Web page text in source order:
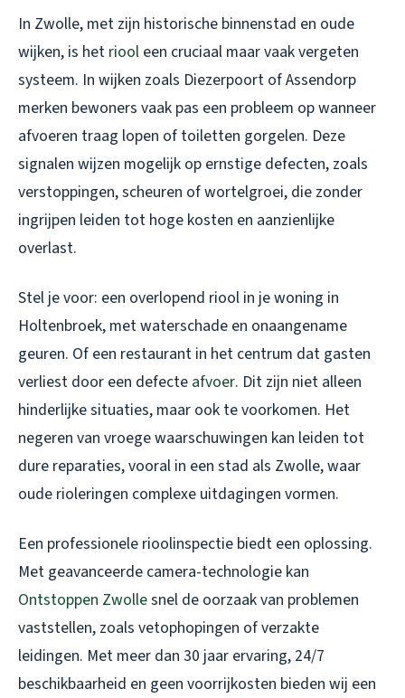
In Zwolle, met zijn historische binnenstad en oude
wijken, is het riool een cruciaal maar vaak vergeten
systeem. In wijken zoals Diezerpoort of Assendorp
merken bewoners vaak pas een probleem op wanneer
afvoeren traag lopen of toiletten gorgelen. Deze
signalen wijzen mogelijk op ernstige defecten, zoals
verstoppingen, scheuren of wortelgroei, die zonder
ingrijpen leiden tot hoge kosten en aanzienlijke
overlast.
Stel je voor: een overlopend riool in je woning in
Holtenbroek, met waterschade en onaangename
geuren. Of een restaurant in het centrum dat gasten
verliest door een defecte afvoer. Dit zijn niet alleen
hinderlijke situaties, maar ook te voorkomen. Het
negeren van vroege waarschuwingen kan leiden tot
dure reparaties, vooral in een stad als Zwolle, waar
oude rioleringen complexe uitdagingen vormen.
Een professionele rioolinspectie biedt een oplossing.
Met geavanceerde camera-technologie kan
Ontstoppen Zwollesnel de oorzaak van problemen
vaststellen, zoals vetophopingen of verzakte
leidingen. Met meer dan 30 jaar ervaring, 24/7
beschikbaarheid en geen voorrijkosten bieden wij een